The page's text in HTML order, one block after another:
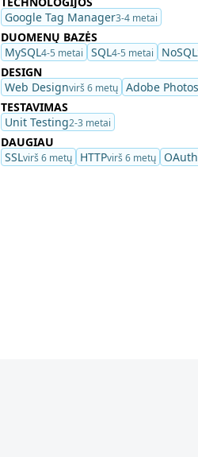
Google Tag Manager3-4 metai
DUOMENŲ BAZĖS
MySQL4-5 metai SQL4-5 metai NoSQL
DESIGN
Web Designvirš 6 metų Adobe
TESTAVIMAS
Unit Testing2-3 metai
DAUGIAU
SSLvirš 6 metų HTTPvirš 6 metų OAuth